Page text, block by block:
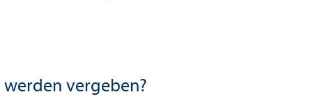
vergeben?